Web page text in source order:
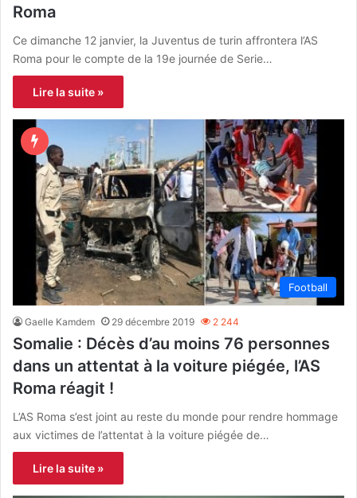
Roma
Ce dimanche 12 janvier, la Juventus de turin affrontera l’AS
Roma pour le compte de la 19e journée de Serie…
Lire la suite »
Football
Gaelle Kamdem 29 décembre 2019 2 244
Somalie : Décès d’au moins 76 personnes
dans un attentat à la voiture piégée, l’AS
Roma réagit !
L’AS Roma s’est joint au reste du monde pour rendre hommage
aux victimes de l’attentat à la voiture piégée de…
Lire la suite »